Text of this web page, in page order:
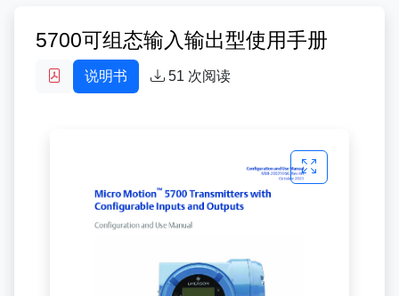
5700可组态输入输出型使用手册
说明书 51 次阅读